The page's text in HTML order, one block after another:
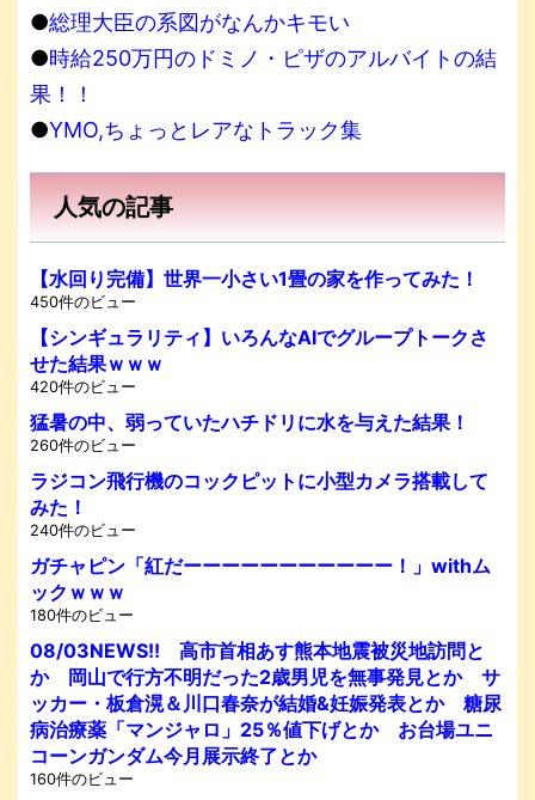
●総理大臣の系図がなんかキモい
●時給250万円のドミノ・ピザのアルバイトの結
果！！
●YMO,ちょっとレアなトラック集
人気の記事
【水回り完備】世界一小さい1畳の家を作ってみた！
450件のビュー
【シンギュラリティ】いろんなAIでグループトークさ
せた結果ｗｗｗ
420件のビュー
猛暑の中、弱っていたハチドリに水を与えた結果！
260件のビュー
ラジコン飛行機のコックピットに小型カメラ搭載して
みた！
240件のビュー
ガチャピン「紅だーーーーーーーーーーー！」withム
ックｗｗｗ
180件のビュー
08/03NEWS!! 高市首相あす熊本地震被災地訪問と
か 岡山で行方不明だった2歳男児を無事発見とか サ
ッカー・板倉滉＆川口春奈が結婚&妊娠発表とか 糖尿
病治療薬「マンジャロ」25％値下げとか お台場ユニ
コーンガンダム今月展示終了とか
160件のビュー